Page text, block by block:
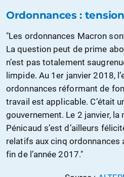
Ordonnances :
"Les ordonnances Macron
La question peut de prime
n’est pas totalement
limpide. Au 1er janvier 2018,
ordonnances réformant de
travail est applicable. C’était
gouvernement. Le 2 janvier,
Pénicaud s’est d’ailleurs
relatifs aux cinq ordonnances
fin de l’année 2017."